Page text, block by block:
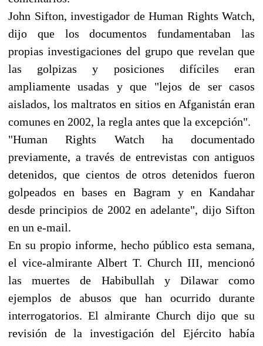
John Sifton, investigador de Human Rights Watch,
dijo que los documentos fundamentaban las
propias investigaciones del grupo que revelan que
las golpizas y posiciones difíciles eran
ampliamente usadas y que "lejos de ser casos
aislados, los maltratos en sitios en Afganistán eran
comunes en 2002, la regla antes que la excepción".
"Human Rights Watch ha documentado
previamente, a través de entrevistas con antiguos
detenidos, que cientos de otros detenidos fueron
golpeados en bases en Bagram y en Kandahar
desde principios de 2002 en adelante", dijo Sifton
en un e-mail.
En su propio informe, hecho público esta semana,
el vice-almirante Albert T. Church III, mencionó
las muertes de Habibullah y Dilawar como
ejemplos de abusos que han ocurrido durante
interrogatorios. El almirante Church dijo que su
revisión de la investigación del Ejército había